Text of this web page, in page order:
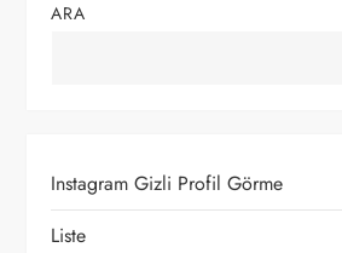
e
n
ARA
Instagram Gizli Profil Görme
Liste